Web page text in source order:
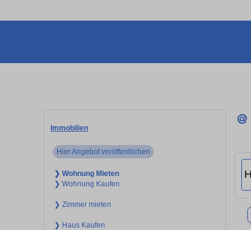
Immobilien
Hier Angebot veröffentlichen
❯ Wohnung Mieten
❯ Wohnung Kaufen
❯ Zimmer mieten
❯ Haus Kaufen